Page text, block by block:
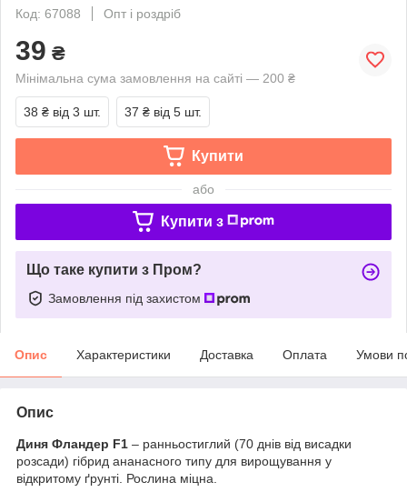
Код: 67088
Опт і роздріб
39 ₴
Мінімальна сума замовлення на сайті — 200 ₴
38 ₴ від 3 шт. 37 ₴ від 5 шт.
Купити
або
Купити з
Що таке купити з Пром?
Замовлення під захистом
Опис Характеристики Доставка Оплата Умови
Опис
Диня Фландер F1 – ранньостиглий (70 днів від висадки
розсади) гібрид ананасного типу для вирощування у
відкритому ґрунті. Рослина міцна.